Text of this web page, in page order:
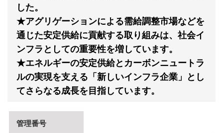
した。
★アグリゲーションによる需給調整市場などを
通じた安定供給に貢献する取り組みは、社会イ
ンフラとしての重要性を増しています。
★エネルギーの安定供給とカーボンニュートラ
ルの実現を支える「新しいインフラ企業」とし
てさらなる成長を目指しています。
管理番号